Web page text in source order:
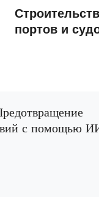
портов и
с помощью